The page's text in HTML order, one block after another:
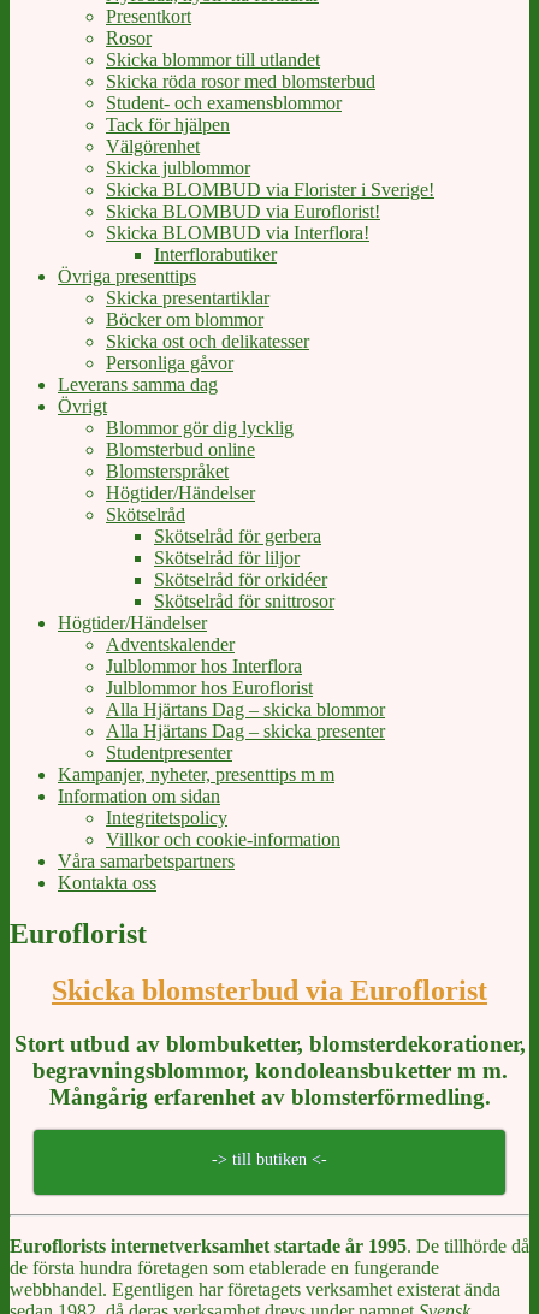
Presentkort
Rosor
Skicka blommor till utlandet
Skicka röda rosor med blomsterbud
Student- och examensblommor
Tack för hjälpen
Välgörenhet
Skicka julblommor
Skicka BLOMBUD via Florister i Sverige!
Skicka BLOMBUD via Euroflorist!
Skicka BLOMBUD via Interflora!
Interflorabutiker
Övriga presenttips
Skicka presentartiklar
Böcker om blommor
Skicka ost och delikatesser
Personliga gåvor
Leverans samma dag
Övrigt
Blommor gör dig lycklig
Blomsterbud online
Blomsterspråket
Högtider/Händelser
Skötselråd
Skötselråd för gerbera
Skötselråd för liljor
Skötselråd för orkidéer
Skötselråd för snittrosor
Högtider/Händelser
Adventskalender
Julblommor hos Interflora
Julblommor hos Euroflorist
Alla Hjärtans Dag – skicka blommor
Alla Hjärtans Dag – skicka presenter
Studentpresenter
Kampanjer, nyheter, presenttips m m
Information om sidan
Integritetspolicy
Villkor och cookie-information
Våra samarbetspartners
Kontakta oss
Euroflorist
Skicka blomsterbud via Euroflorist
Stort utbud av blombuketter, blomsterdekorationer,
begravningsblommor, kondoleansbuketter m m.
Mångårig erfarenhet av blomsterförmedling.
-> till butiken <-
Euroflorists internetverksamhet startade år 1995. De tillhörde då
de första hundra företagen som etablerade en fungerande
webbhandel. Egentligen har företagets verksamhet existerat ända